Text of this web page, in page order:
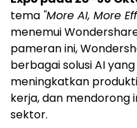
tema "More AI, More
menemui
pameran ini,
berbagai solusi AI
meningkatkan
kerja, dan mendorong
sektor.